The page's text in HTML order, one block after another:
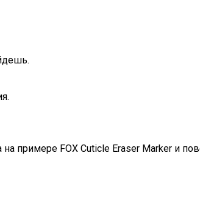
примере FOX Cuticle Eraser Marker и